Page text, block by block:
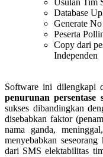
Usulan Tim
Database
Generate
Peserta
Copy dari
Independen
Software ini dilengkapi
penurunan persentase
sukses dibandingkan
disebabkan faktor
nama ganda,
menyebabkan
dari SMS elektabilitas